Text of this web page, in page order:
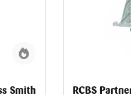
Smith
RCBS